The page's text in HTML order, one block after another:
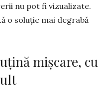
nu pot fi vi­zualizate.
o soluție mai de­grabă
mișcare, cu